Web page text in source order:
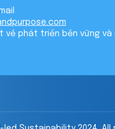
về phát triển bền vững và